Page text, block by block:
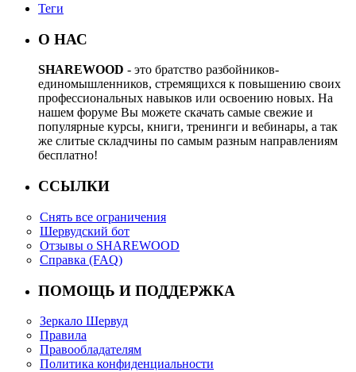
Теги
О НАС
SHAREWOOD - это братство разбойников-
единомышленников, стремящихся к повышению своих
профессиональных навыков или освоению новых. На
нашем форуме Вы можете скачать самые свежие и
популярные курсы, книги, тренинги и вебинары, а так
же слитые складчины по самым разным направлениям
бесплатно!
ССЫЛКИ
Снять все ограничения
Шервудский бот
Отзывы о SHAREWOOD
Справка (FAQ)
ПОМОЩЬ И ПОДДЕРЖКА
Зеркало Шервуд
Правила
Правообладателям
Политика конфиденциальности